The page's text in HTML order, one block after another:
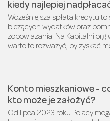
kiedy najlepiej
Wcześniejsza spłata kredytu
bieżących wydatków oraz
zobowiązania. Na
warto to rozważyć, by zyskać
Konto mieszkaniowe -
kto może je założyć?
Od lipca 2023 roku Polacy